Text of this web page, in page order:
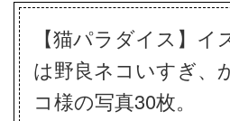
【猫パラダイス】イ
は野良ネコいすぎ、
コ様の写真30枚。